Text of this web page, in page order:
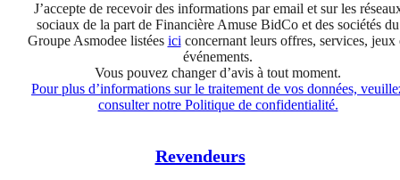
J’accepte de recevoir des informations par email et sur les
sociaux de la part de Financière Amuse BidCo et des sociétés du
Groupe Asmodee listées ici concernant leurs offres, services, jeux
événements.
Vous pouvez changer d’avis à tout moment.
Pour plus d’informations sur le traitement de vos données,
consulter notre Politique de confidentialité.
Revendeurs